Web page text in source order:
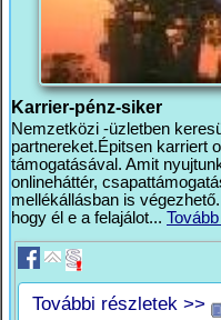
Karrier-pénz-siker
Nemzetközi -üzletben
partnereket.Épitsen karriert
támogatásával. Amit
onlineháttér,
mellékállásban is
hogy él e a felajálot...
További részletek >>